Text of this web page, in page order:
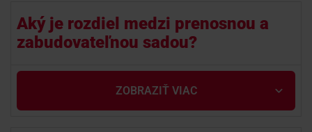
SPOLOČNOSŤ
PODPORA
Aký je rozdiel medzi prenosnou a
zabudovateľnou sadou?
ZOBRAZIŤ VIAC